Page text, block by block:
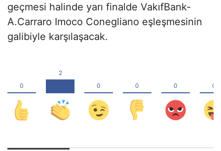
geçmesi halinde yarı finalde VakıfBank-
A.Carraro Imoco Conegliano eşleşmesinin
galibiyle karşılaşacak.